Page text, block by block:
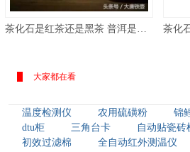
大家都在看
温度检测仪 农用硫磺粉 锦
dtu柜
三角台卡 自动贴瓷砖
初效过滤棉
全自动红外测温仪